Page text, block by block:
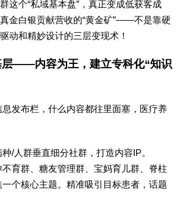
这个“私域基本盘”，真正变成低获客成
金白银贡献营收的“黄金矿”——不是靠硬
动和精妙设计的三层变现术！
层——内容为王，建立专科化“知识
息发布栏，什么内容都往里面塞，医疗养
/人群垂直细分社群，打造内容IP。
不育群、糖友管理群、宝妈育儿群、脊柱
个核心主题。精准吸引目标患者，话题